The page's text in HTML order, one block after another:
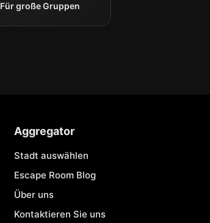
Für große Gruppen
Aggregator
Stadt auswählen
Escape Room Blog
Über uns
Kontaktieren Sie uns